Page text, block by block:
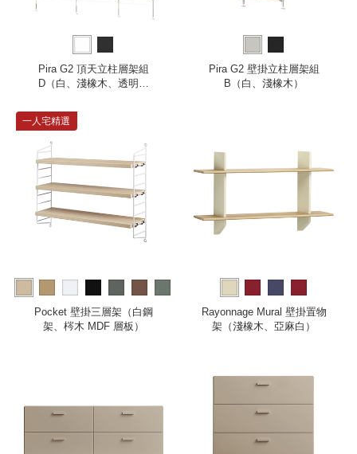
Pira G2 頂天立柱層架組
D（白、淺橡木、透明玻
Pira G2 壁掛立柱層架組
B（白、淺橡木）
一人宅精選
more
Pocket 壁掛三層架（白鋼
架、梣木 MDF 層板）
Rayonnage Mural 壁掛置物
架（淺橡木、亞麻白）